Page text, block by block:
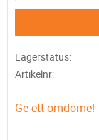
Lagerstatus
Artikelnr
Ge ett omdöme!